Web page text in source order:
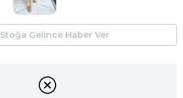
Stoğa Gelince Haber Ver